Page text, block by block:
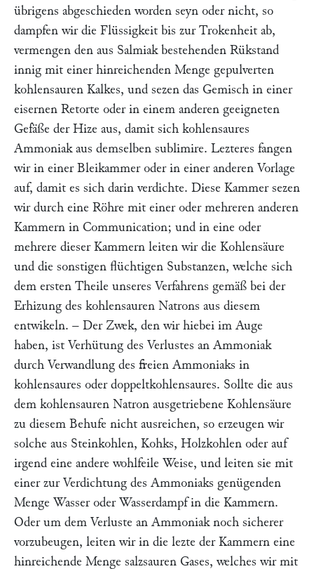
übrigens abgeschieden worden seyn oder nicht, so
dampfen wir die Flüssigkeit bis zur Trokenheit ab,
vermengen den aus Salmiak bestehenden Rükstand
innig mit einer hinreichenden Menge gepulverten
kohlensauren Kalkes, und sezen das Gemisch in einer
eisernen Retorte oder in einem anderen geeigneten
Gefäße der Hize aus, damit sich kohlensaures
Ammoniak aus demselben sublimire. Lezteres fangen
wir in einer Bleikammer oder in einer anderen Vorlage
auf, damit es sich darin verdichte. Diese Kammer sezen
wir durch eine Röhre mit einer oder mehreren anderen
Kammern in Communication; und in eine oder
mehrere dieser Kammern leiten wir die Kohlensäure
und die sonstigen flüchtigen Substanzen, welche sich
dem ersten Theile unseres Verfahrens gemäß bei der
Erhizung des kohlensauren Natrons aus diesem
entwikeln. – Der Zwek, den wir hiebei im Auge
haben, ist Verhütung des Verlustes an Ammoniak
durch Verwandlung des freien Ammoniaks in
kohlensaures oder doppeltkohlensaures. Sollte die aus
dem kohlensauren Natron ausgetriebene Kohlensäure
zu diesem Behufe nicht ausreichen, so erzeugen wir
solche aus Steinkohlen, Kohks, Holzkohlen oder auf
irgend eine andere wohlfeile Weise, und leiten sie mit
einer zur Verdichtung des Ammoniaks genügenden
Menge Wasser oder Wasserdampf in die Kammern.
Oder um dem Verluste an Ammoniak noch sicherer
vorzubeugen, leiten wir in die lezte der Kammern eine
hinreichende Menge salzsauren Gases, welches wir mit